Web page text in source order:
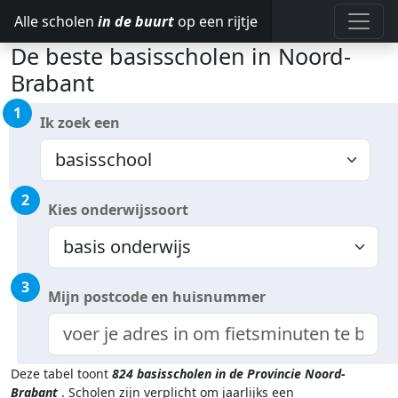
Alle scholen in de buurt op een rijtje
De beste basisscholen in Noord-
Brabant
1 Ik zoek een
2 Kies onderwijssoort
3 Mijn postcode en huisnummer
Deze tabel toont 824 basisscholen in de Provincie Noord-
Brabant . Scholen zijn verplicht om jaarlijks een